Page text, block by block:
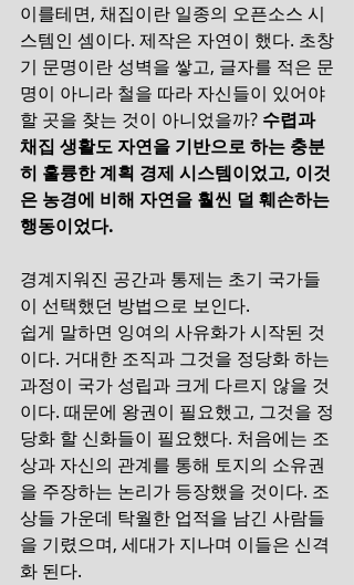
이를테면, 채집이란 일종의 오픈소스 시
스템인 셈이다. 제작은 자연이 했다. 초창
기 문명이란 성벽을 쌓고, 글자를 적은 문
명이 아니라 철을 따라 자신들이 있어야
할 곳을 찾는 것이 아니었을까? 수렵과
채집 생활도 자연을 기반으로 하는 충분
히 훌륭한 계획 경제 시스템이었고, 이것
은 농경에 비해 자연을 훨씬 덜 훼손하는
행동이었다.
경계지워진 공간과 통제는 초기 국가들
이 선택했던 방법으로 보인다.
쉽게 말하면 잉여의 사유화가 시작된 것
이다. 거대한 조직과 그것을 정당화 하는
과정이 국가 성립과 크게 다르지 않을 것
이다. 때문에 왕권이 필요했고, 그것을 정
당화 할 신화들이 필요했다. 처음에는 조
상과 자신의 관계를 통해 토지의 소유권
을 주장하는 논리가 등장했을 것이다. 조
상들 가운데 탁월한 업적을 남긴 사람들
을 기렸으며, 세대가 지나며 이들은 신격
화 된다.